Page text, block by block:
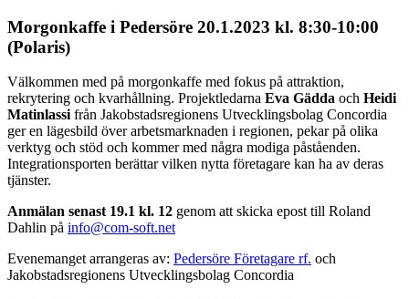
Morgonkaffe i Pedersöre 20.1.2023 kl. 8:30-10:00
(Polaris)
Välkommen med på morgonkaffe med fokus på attraktion,
rekrytering och kvarhållning. Projektledarna Eva Gädda och Heidi
Matinlassi från Jakobstadsregionens Utvecklingsbolag Concordia
ger en lägesbild över arbetsmarknaden i regionen, pekar på olika
verktyg och stöd och kommer med några modiga påståenden.
Integrationsporten berättar vilken nytta företagare kan ha av deras
tjänster.
Anmälan senast 19.1 kl. 12 genom att skicka epost till Roland
Dahlin på info@com-soft.net
Evenemanget arrangeras av: Pedersöre Företagare rf. och
Jakobstadsregionens Utvecklingsbolag Concordia